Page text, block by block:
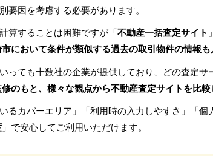
因を考慮する必要があります。
算することは困難ですが「不動産一括査定サイト
市において条件が類似する過去の取引物件の情報
っても十数社の企業が提供しており、どの査定
のもと、様々な観点から不動産査定サイトを比較
るカバーエリア」「利用時の入力しやすさ」「
」で安心してご利用いただけます。